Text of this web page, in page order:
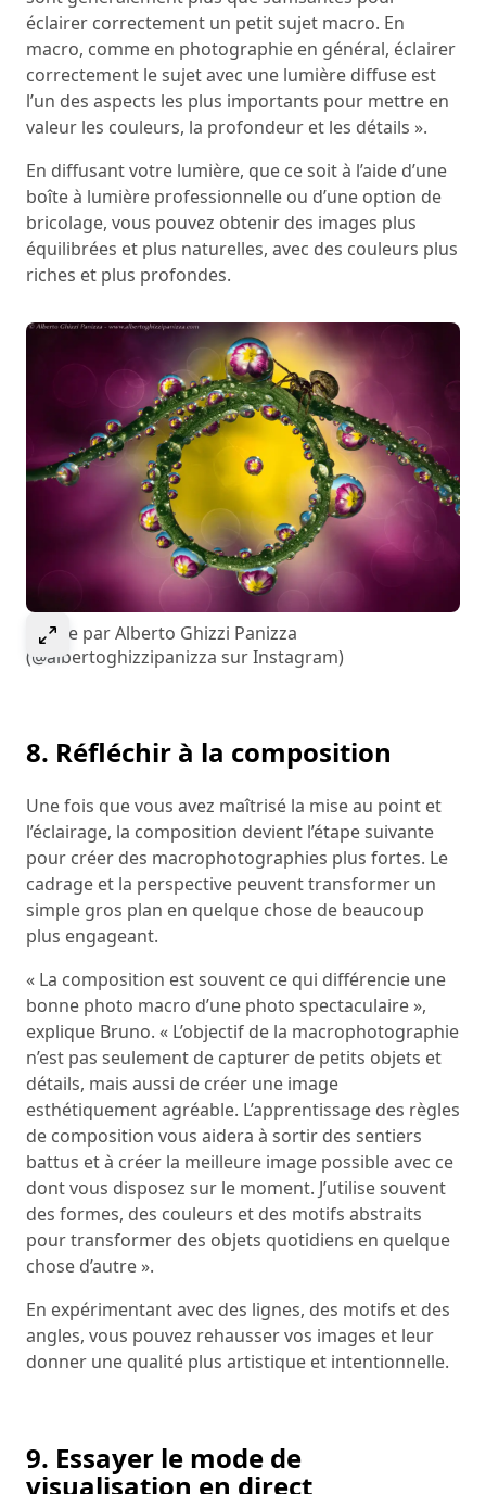
éclairer correctement un petit sujet macro. En
macro, comme en photographie en général, éclairer
correctement le sujet avec une lumière diffuse est
l’un des aspects les plus importants pour mettre en
valeur les couleurs, la profondeur et les détails ».
En diffusant votre lumière, que ce soit à l’aide d’une
boîte à lumière professionnelle ou d’une option de
bricolage, vous pouvez obtenir des images plus
équilibrées et plus naturelles, avec des couleurs plus
riches et plus profondes.
Select to expand image
Image par Alberto Ghizzi Panizza
(@albertoghizzipanizza sur Instagram)
8. Réfléchir à la composition
Une fois que vous avez maîtrisé la mise au point et
l’éclairage, la composition devient l’étape suivante
pour créer des macrophotographies plus fortes. Le
cadrage et la perspective peuvent transformer un
simple gros plan en quelque chose de beaucoup
plus engageant.
« La composition est souvent ce qui différencie une
bonne photo macro d’une photo spectaculaire »,
explique Bruno. « L’objectif de la macrophotographie
n’est pas seulement de capturer de petits objets et
détails, mais aussi de créer une image
esthétiquement agréable. L’apprentissage des règles
de composition vous aidera à sortir des sentiers
battus et à créer la meilleure image possible avec ce
dont vous disposez sur le moment. J’utilise souvent
des formes, des couleurs et des motifs abstraits
pour transformer des objets quotidiens en quelque
chose d’autre ».
En expérimentant avec des lignes, des motifs et des
angles, vous pouvez rehausser vos images et leur
donner une qualité plus artistique et intentionnelle.
9. Essayer le mode de
visualisation en direct